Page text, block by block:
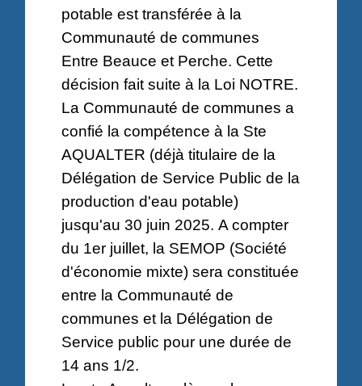
potable est transférée à la
Communauté de communes
Entre Beauce et Perche. Cette
décision fait suite à la Loi NOTRE.
La Communauté de communes a
confié la compétence à la Ste
AQUALTER (déjà titulaire de la
Délégation de Service Public de la
production d'eau potable)
jusqu'au 30 juin 2025. A compter
du 1er juillet, la SEMOP (Société
d'économie mixte) sera constituée
entre la Communauté de
communes et la Délégation de
Service public pour une durée de
14 ans 1/2.